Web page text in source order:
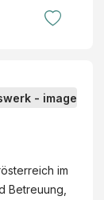
im
Betreuung,